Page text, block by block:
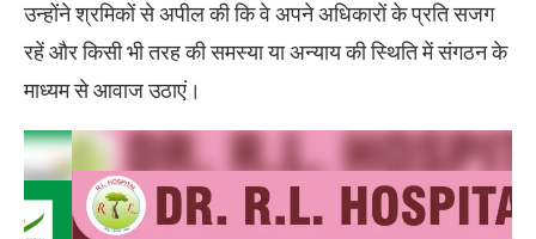
उन्होंने श्रमिकों से अपील की कि वे अपने अधिकारों के प्रति सजग
रहें और किसी भी तरह की समस्या या अन्याय की स्थिति में संगठन के
माध्यम से आवाज उठाएं।